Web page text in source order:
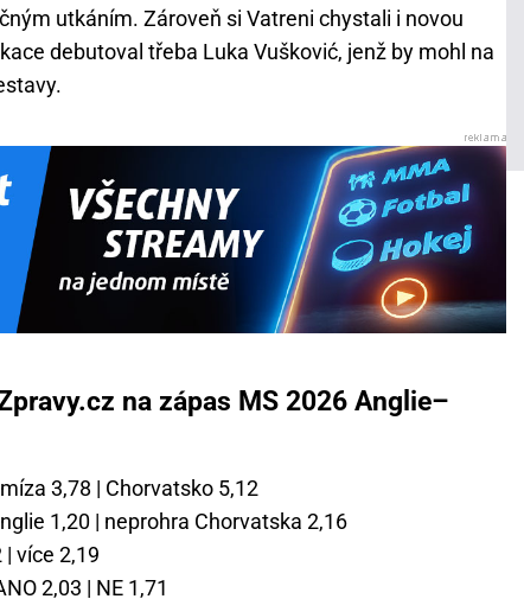
utkáním. Zároveň si Vatreni chystali i novou
debutoval třeba Luka Vušković, jenž by mohl na
na zápas MS 2026 Anglie–
3,78 | Chorvatsko 5,12
1,20 | neprohra Chorvatska 2,16
| více 2,19
2,03 | NE 1,71